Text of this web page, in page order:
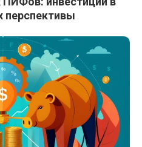
перспективы